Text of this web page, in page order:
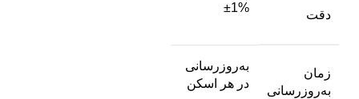
دقت
±1%
زمان
به‌روزرسانی
به‌روزرسانی
در هر اسکن